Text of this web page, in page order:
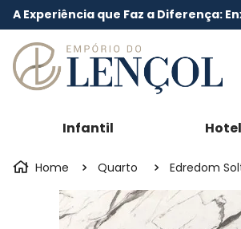
A Experiência que Faz a Diferença:
Infantil
Quarto Edredom